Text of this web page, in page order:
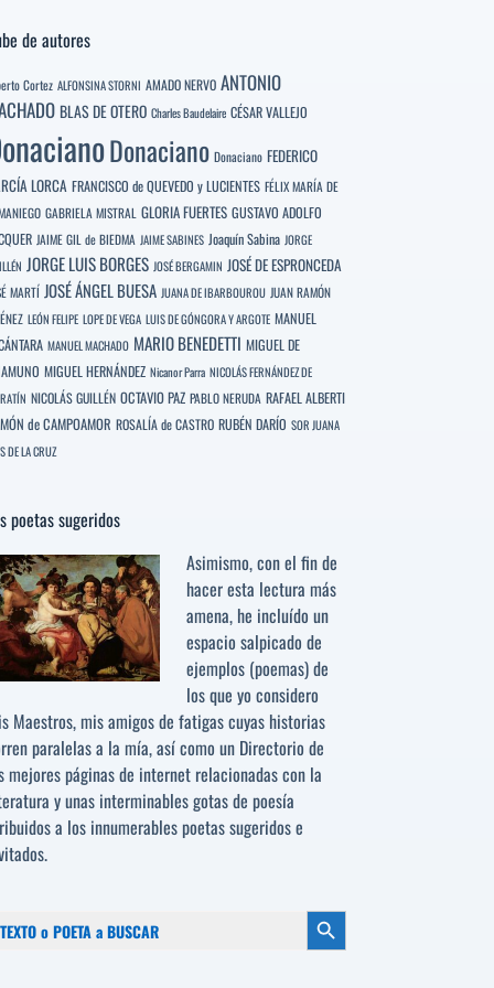
de autores
Cortez ALFONSINA STORNI AMADO NERVO ANTONIO
BLAS DE OTERO Charles Baudelaire CÉSAR VALLEJO
Donaciano Donaciano FEDERICO
LORCA FRANCISCO de QUEVEDO y LUCIENTES FÉLIX MARÍA DE
GABRIELA MISTRAL GLORIA FUERTES GUSTAVO ADOLFO
JAIME GIL de BIEDMA JAIME SABINES Joaquín Sabina JORGE
JORGE LUIS BORGES JOSÉ BERGAMIN JOSÉ DE ESPRONCEDA
MARTÍ JOSÉ ÁNGEL BUESA JUANA DE IBARBOUROU JUAN RAMÓN
LEÓN FELIPE LOPE DE VEGA LUIS DE GÓNGORA Y ARGOTE MANUEL
MANUEL MACHADO MARIO BENEDETTI MIGUEL DE
MIGUEL HERNÁNDEZ Nicanor Parra NICOLÁS FERNÁNDEZ DE
NICOLÁS GUILLÉN OCTAVIO PAZ PABLO NERUDA RAFAEL ALBERTI
de CAMPOAMOR ROSALÍA de CASTRO RUBÉN DARÍO SOR JUANA
DE LA CRUZ
poetas sugeridos
Asimismo, con el fin de
hacer esta lectura más
amena, he incluído un
espacio salpicado de
ejemplos (poemas) de
los que yo considero
Maestros, mis amigos de fatigas cuyas historias
paralelas a la mía, así como un Directorio de
mejores páginas de internet relacionadas con la
y unas interminables gotas de poesía
a los innumerables poetas sugeridose
Botón de búsqueda